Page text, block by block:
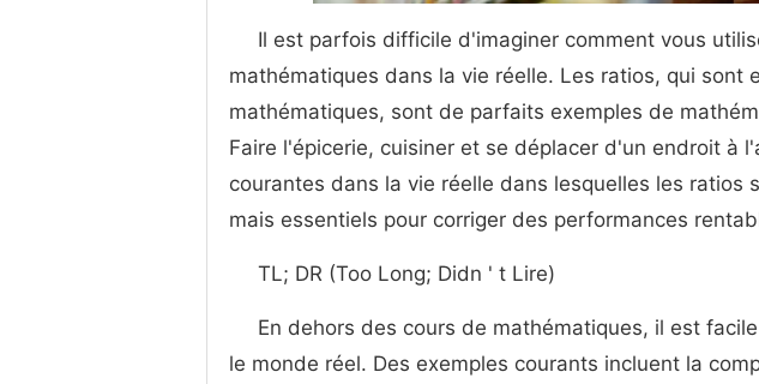
Il est parfois difficile d'imaginer comment vous
mathématiques dans la vie réelle. Les ratios, qui sont
mathématiques, sont de parfaits exemples de
Faire l'épicerie, cuisiner et se déplacer d'un endroit à
courantes dans la vie réelle dans lesquelles les ratios
mais essentiels pour corriger des performances
TL; DR (Too Long; Didn ' t Lire)
En dehors des cours de mathématiques, il est
le monde réel. Des exemples courants incluent la